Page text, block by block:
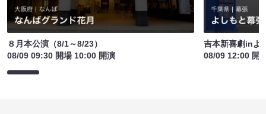
８月本公演（8/1～8/23）
08/09 09:30 開場 10:00 開演
吉本新喜劇inよ
08/09 12:00 開